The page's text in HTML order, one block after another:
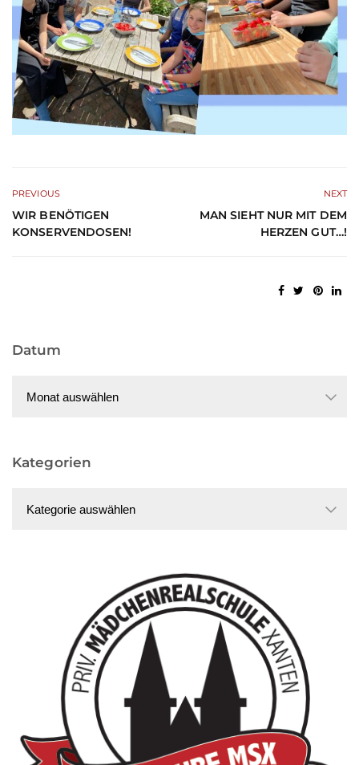
PREVIOUS
WIR BENÖTIGEN
KONSERVENDOSEN!
NEXT
MAN SIEHT NUR MIT DEM
HERZEN GUT…!
Datum
Kategorien